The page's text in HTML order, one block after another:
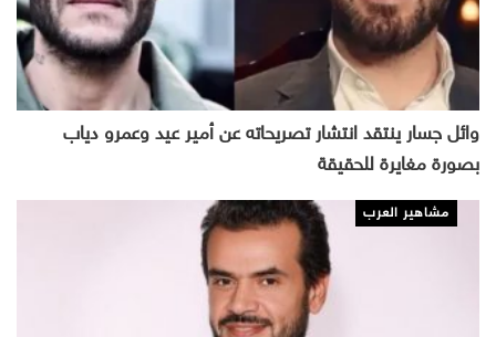
وائل جسار ينتقد انتشار تصريحاته عن أمير عيد وعمرو دياب
بصورة مغايرة للحقيقة
مشاهير العرب